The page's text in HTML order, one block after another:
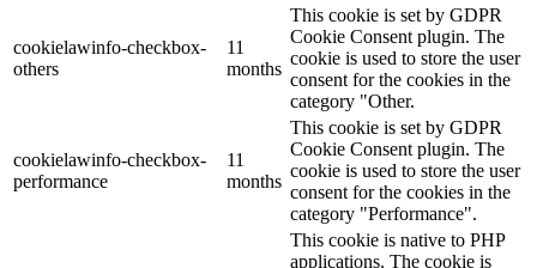
cookielawinfo-checkbox-
others
11
months
This cookie is set by GDPR
Cookie Consent plugin. The
cookie is used to store the user
consent for the cookies in the
category "Other.
cookielawinfo-checkbox-
performance
11
months
This cookie is set by GDPR
Cookie Consent plugin. The
cookie is used to store the user
consent for the cookies in the
category "Performance".
This cookie is native to PHP
applications. The cookie is